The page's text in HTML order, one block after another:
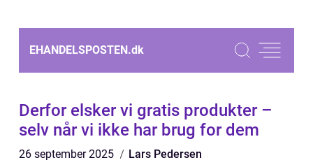
EHANDELSPOSTEN.dk
Derfor elsker vi gratis produkter –
selv når vi ikke har brug for dem
26 september 2025 Lars Pedersen